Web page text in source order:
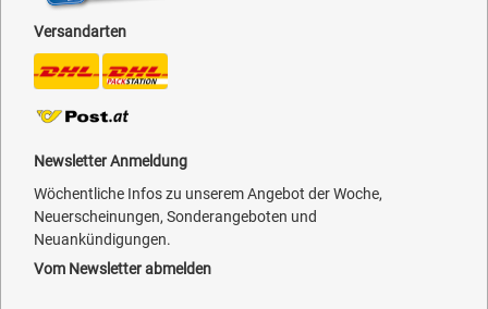
Versandarten
Newsletter Anmeldung
Wöchentliche Infos zu unserem Angebot der Woche,
Neuerscheinungen, Sonderangeboten und
Neuankündigungen.
Vom Newsletter abmelden